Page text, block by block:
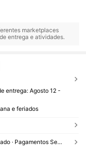
marketplaces
entrega e atividades.
entrega: Agosto 12 -
e feriados
Reenviar se o item estiver perdido/danificado · Pagamentos Seguros · Proteção de privacidade